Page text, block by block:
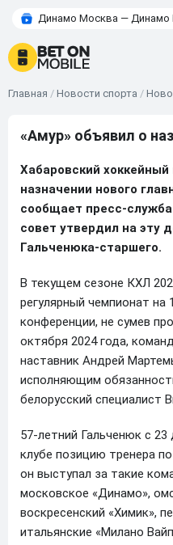
Динамо Москва — Динамо
Главная / Новости спорта /
«Амур» объявил о
Хабаровский хоккейный
назначении нового
сообщает пресс-
совет утвердил на эту
Гальченюка-старшего.
В текущем сезоне КХЛ
регулярный чемпионат
конференции, не сумев
октября 2024 года,
наставник Андрей
исполняющим
белорусский специалист
57-летний Гальченюк с 23
клубе позицию тренера
он выступал за такие
московское «Динамо»,
воскресенский «Химик»,
итальянские «Милано